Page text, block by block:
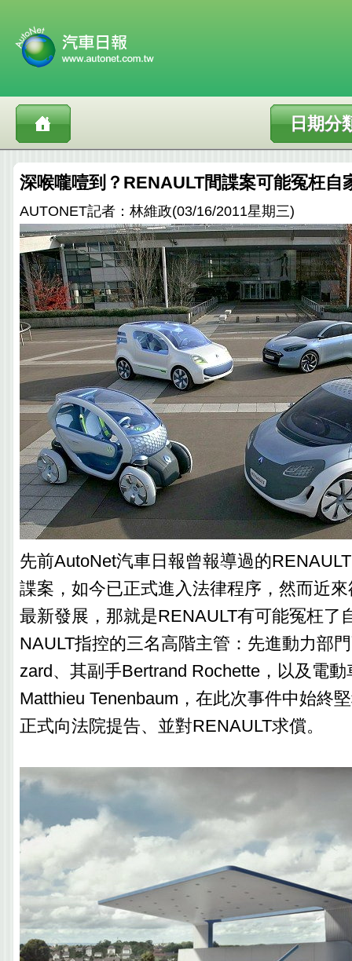
日期分
深喉嚨噎到？RENAULT間諜案可能冤枉自
AUTONET記者：林維政(03/16/2011星期三)
先前AutoNet汽車日報曾報導過的
諜案，如今已正式進入法律程序，然而近
最新發展，那就是RENAULT有可能冤枉了
NAULT指控的三名高階主管：先進動力部
zard、其副手Bertrand Rochette，以及電
Matthieu Tenenbaum，在此次事件中始終
正式向法院提告、並對RENAULT求償。